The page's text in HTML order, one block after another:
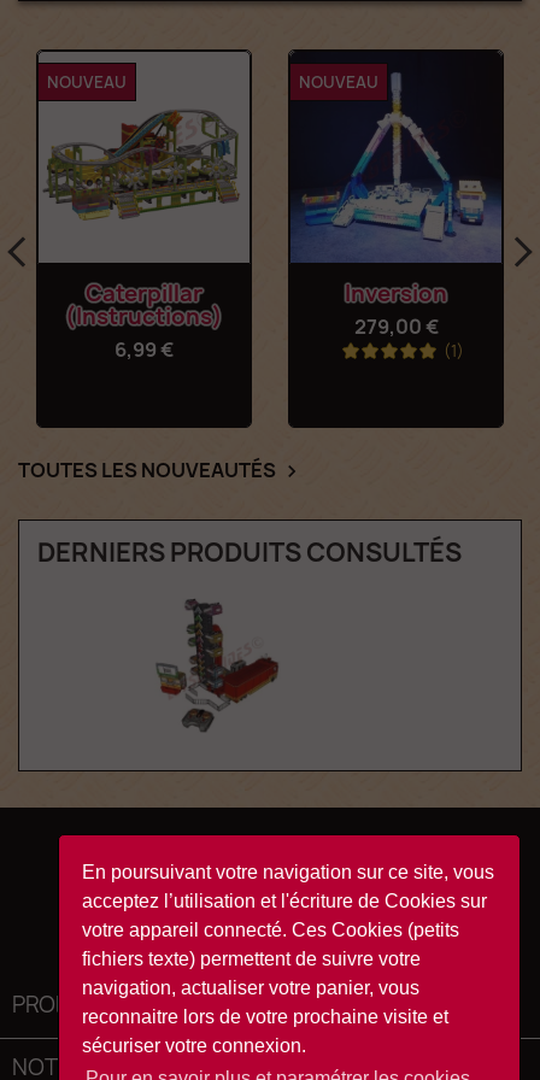
En poursuivant votre navigation sur ce site, vous
acceptez l’utilisation et l'écriture de Cookies sur
votre appareil connecté. Ces Cookies (petits
fichiers texte) permettent de suivre votre
navigation, actualiser votre panier, vous
reconnaitre lors de votre prochaine visite et
sécuriser votre connexion.
Caterpillar
(Instructions)
6,99 €
NOUVEAU
Inversion
279,00 €
(1)
NOUVEAU
TOUTES LES NOUVEAUTÉS 
DERNIERS PRODUITS CONSULTÉS
FacebookYouTubeInstagram
TikTok
PRODUITS
NOTRE SOCIÉTÉ